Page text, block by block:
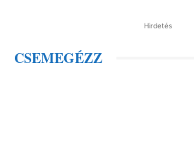
Hirdetés
CSEMEGÉZZ